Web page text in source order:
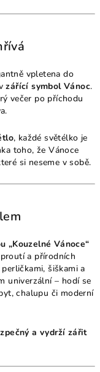
vpletena do
zářící symbol Vánoc.
večer po příchodu
, každé světélko je
toho, že Vánoce
si neseme v sobě.
„Kouzelné Vánoce“
a přírodních
šiškami a
univerzální – hodí se
chalupu či moderní
a vydrží zářit